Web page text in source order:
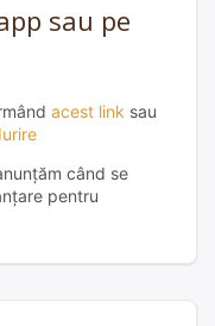
sau pe
acest link sau
când se
pentru